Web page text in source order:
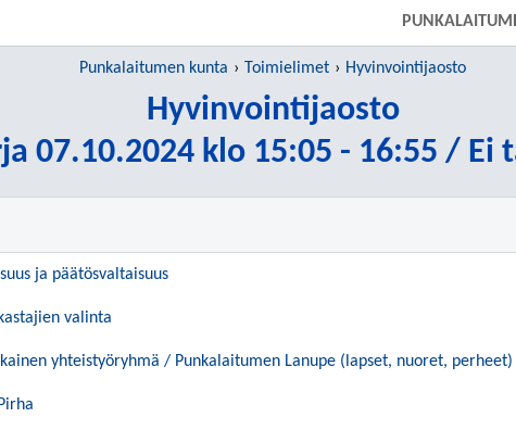
Punkalaitumen kunta Toimielimet Hyvinvointijaosto
Hyvinvointijaosto
07.10.2024 klo 15:05 - 16:55 / Ei
ja päätösvaltaisuus
valinta
yhteistyöryhmä / Punkalaitumen Lanupe (lapset, nuoret,